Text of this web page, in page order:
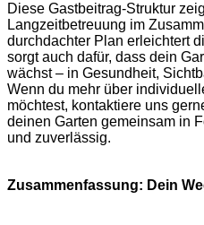
Diese Gastbeitrag-Struktur
Langzeitbetreuung im
durchdachter Plan erleichtert
sorgt auch dafür, dass dein
wächst – in Gesundheit,
Wenn du mehr über
möchtest, kontaktiere uns
deinen Garten gemeinsam in
und zuverlässig.
Zusammenfassung: Dein